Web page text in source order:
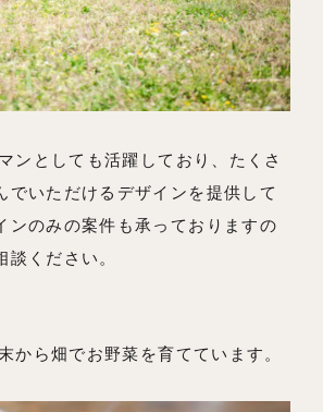
としても活躍しており、たくさ
でいただけるデザインを提供して
ンのみの案件も承っておりますの
ください。
ら畑でお野菜を育てています。